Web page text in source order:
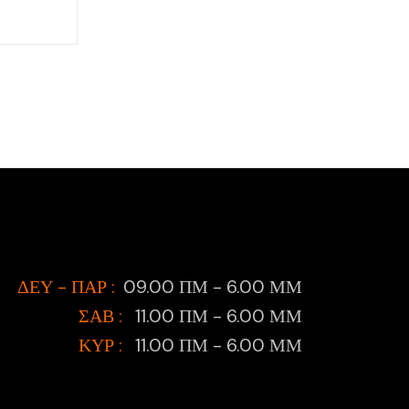
ΔΕΥ - ΠΑΡ : 09.00 ΠΜ - 6.00 ΜΜ
ΣΑΒ : 11.00 ΠΜ - 6.00 ΜΜ
ΚΥΡ : 11.00 ΠΜ - 6.00 ΜΜ